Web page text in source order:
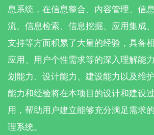
息系统，在信息整合、内容管理、信
流、信息检索、信息挖掘、应用集成
支持等方面积累了大量的经验，具备
应用、用户个性需求等的深入理解能
划能力、设计能力、建设能力以及维
能力和经验将在本项目的设计和建设
用，帮助用户建立能够充分满足需求
理系统。